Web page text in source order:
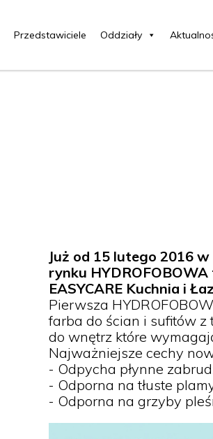
Przedstawiciele Oddziały
Już od 15 lutego 2016
rynku
EASYCARE Kuchnia i
Pierwsza
farba do ścian i sufitów z
do wnętrz które
Najważniejsze cechy
- Odpycha płynne
- Odporna na tłuste
- Odporna na grzyby